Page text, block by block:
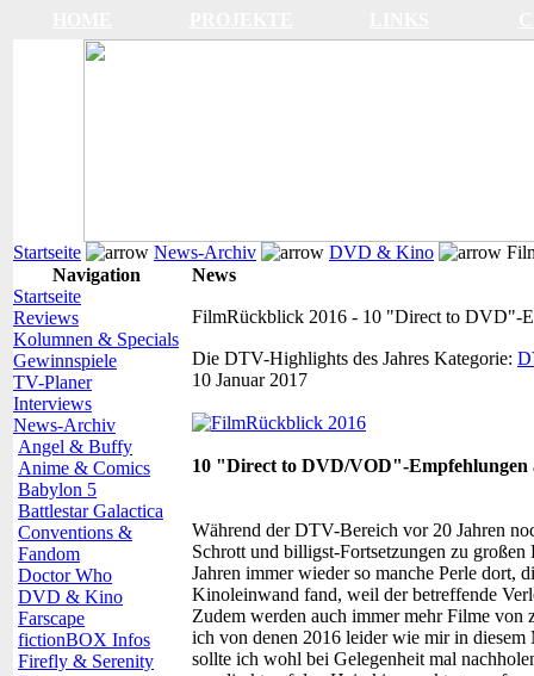
Startseite News-Archiv DVD & Kino
Navigation
Startseite
Reviews
Kolumnen & Specials
Gewinnspiele
TV-Planer
Interviews
News-Archiv
Angel & Buffy
Anime & Comics
Babylon 5
Battlestar Galactica
Conventions &
Fandom
Doctor Who
DVD & Kino
Farscape
fictionBOX Infos
Firefly & Serenity
News
FilmRückblick 2016 - 10 "Direct to DVD"-
Die DTV-Highlights des Jahres Kategorie:
10 Januar 2017
10 "Direct to DVD/VOD"-Empfehlungen
Während der DTV-Bereich vor 20 Jahren
Schrott und billigst-Fortsetzungen zu
Jahren immer wieder so manche Perle dort,
Kinoleinwand fand, weil der betreffende
Zudem werden auch immer mehr Filme
ich von denen 2016 leider wie mir in diesem
sollte ich wohl bei Gelegenheit mal